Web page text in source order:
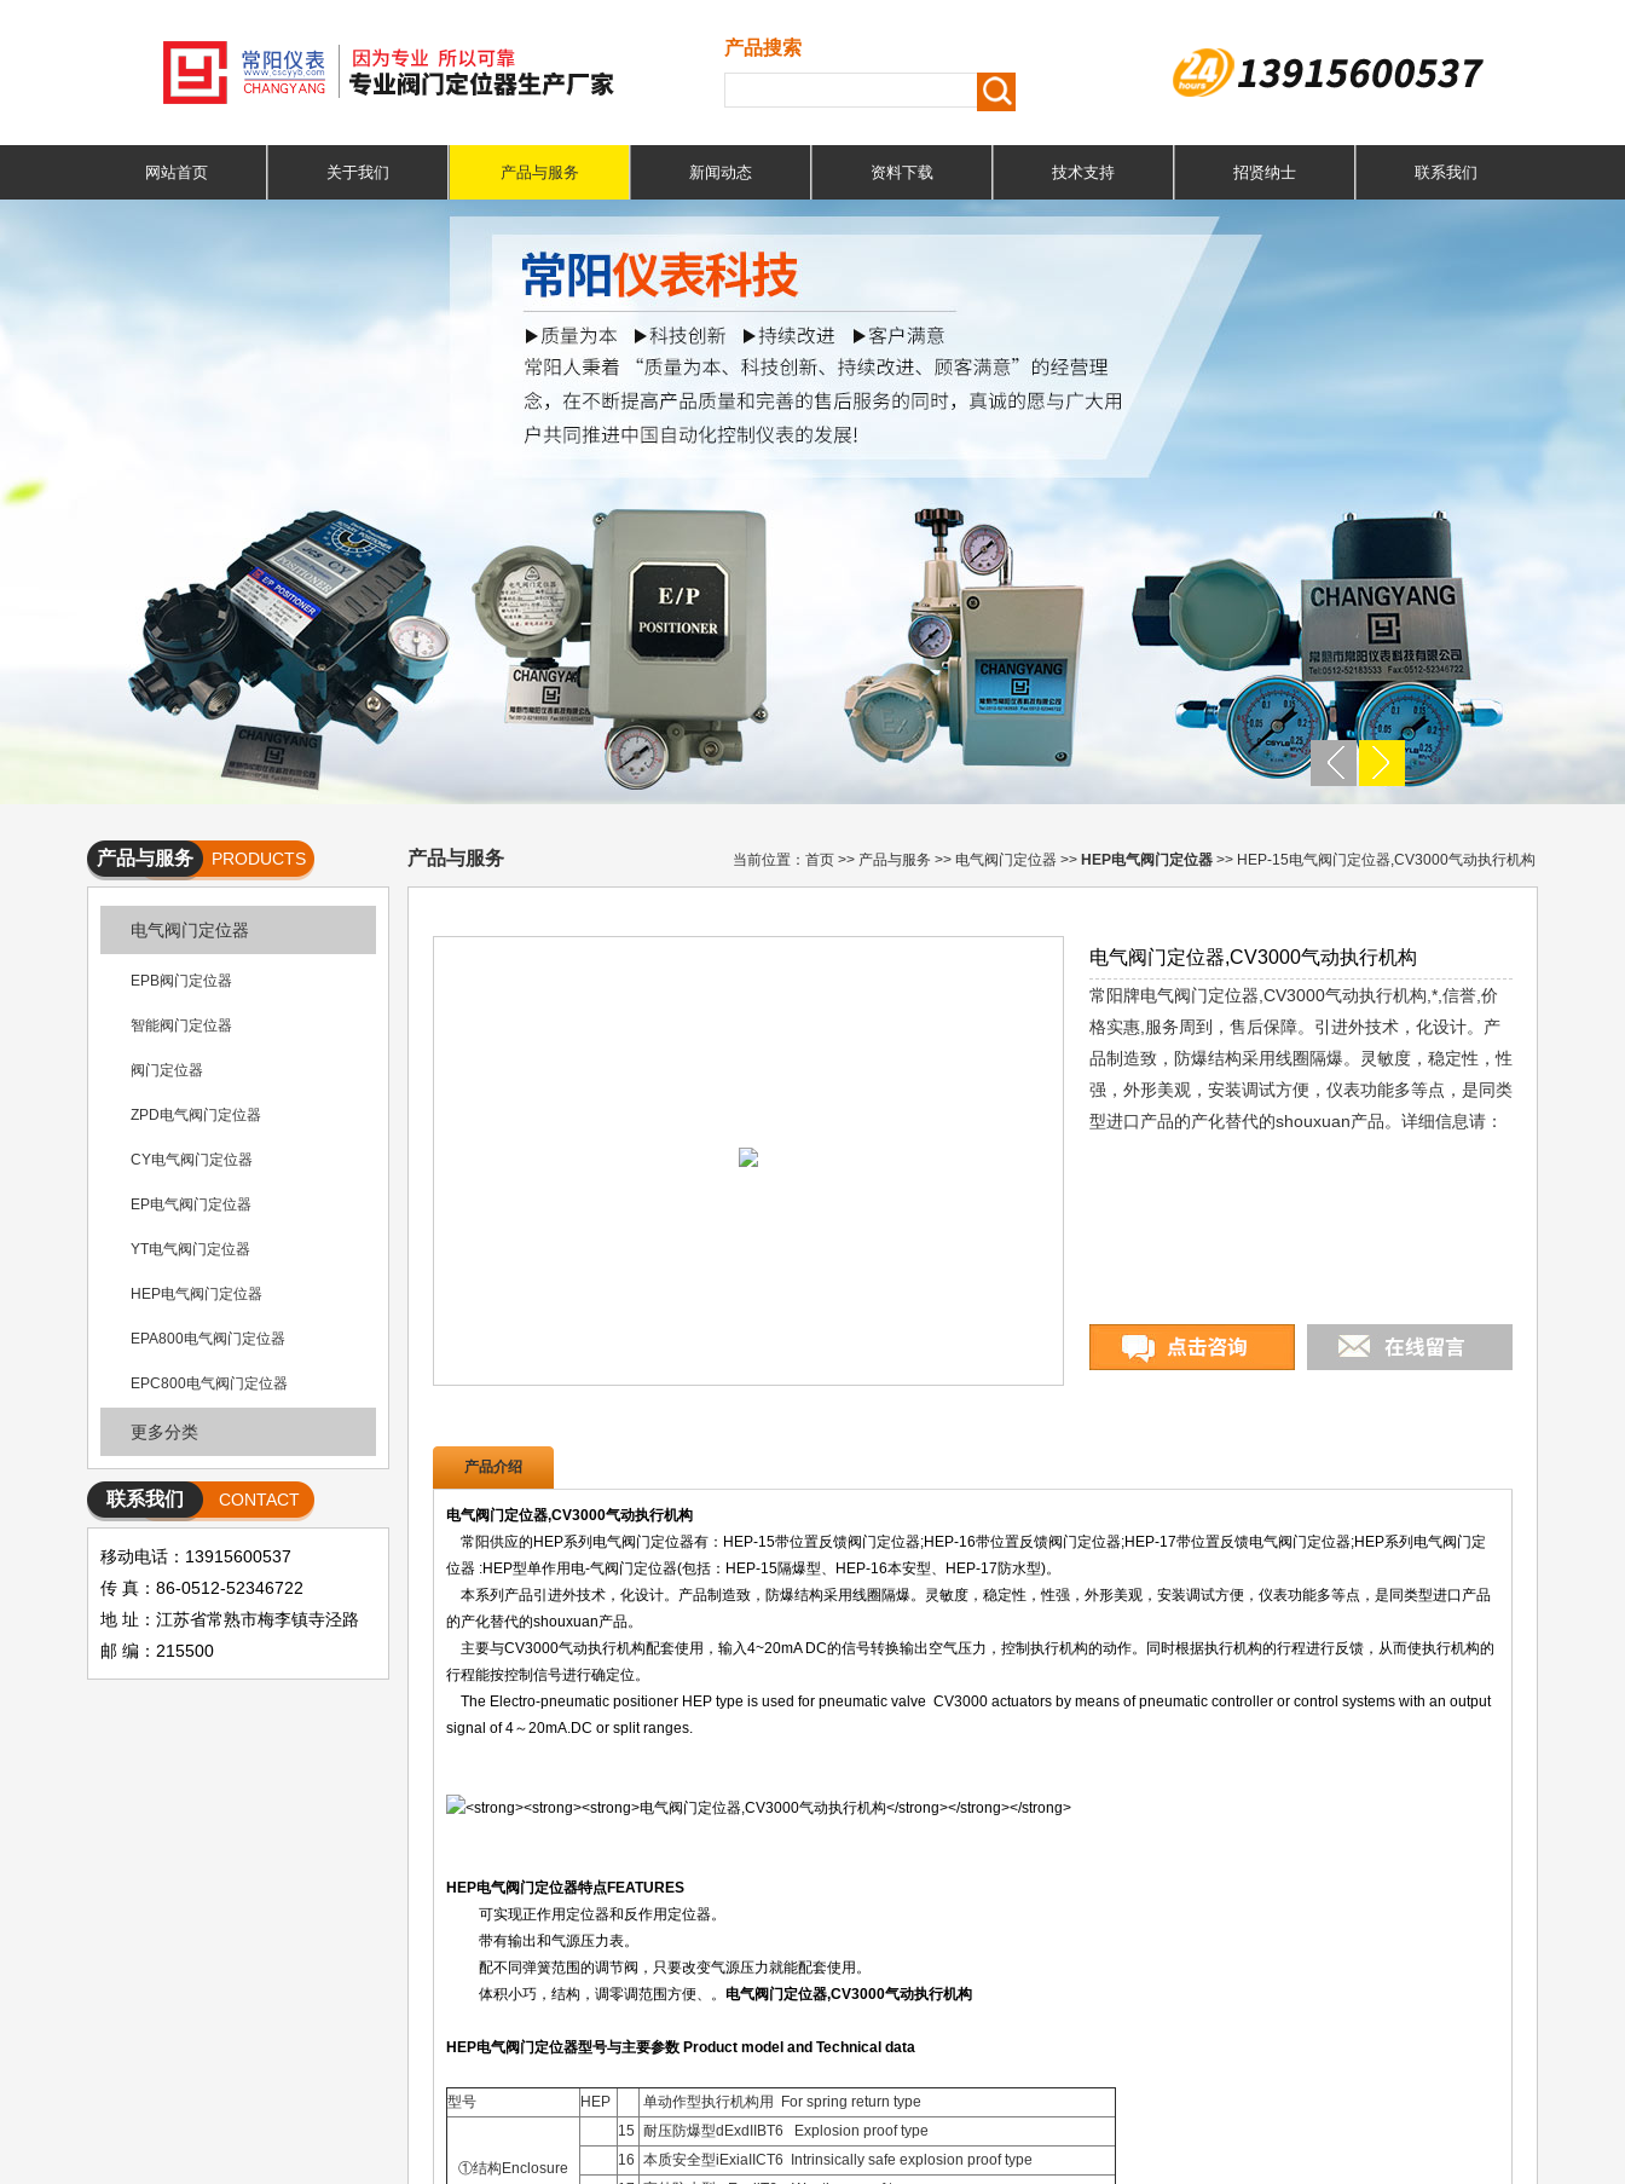
产品搜索
网站首页 关于我们 产品与服务 新闻动态 资料下载 技术支持 招贤纳士 联系我们
产品与服务
PRODUCTS
SERVICES
电气阀门定位器
EPB阀门定位器
智能阀门定位器
阀门定位器
ZPD电气阀门定位器
CY电气阀门定位器
EP电气阀门定位器
YT电气阀门定位器
HEP电气阀门定位器
EPA800电气阀门定位器
EPC800电气阀门定位器
更多分类
联系我们 CONTACT
移动电话：13915600537
传 真：86-0512-52346722
地 址：江苏省常熟市梅李镇寺泾路
邮 编：215500
产品与服务 当前位置： 首页 >> 产品与服务 >> 电气阀门定位器 >> HEP电气阀门定位器 >> HEP-15电气阀门定位器,CV3000气动执行机构
电气阀门定位器,CV3000气动执行机构
常阳牌电气阀门定位器,CV3000气动执行机构,*,信誉,价
格实惠,服务周到，售后保障。引进外技术，化设计。产
品制造致，防爆结构采用线圈隔爆。灵敏度，稳定性，性
强，外形美观，安装调试方便，仪表功能多等点，是同类
型进口产品的产化替代的shouxuan产品。详细信息请：
产品介绍
电气阀门定位器,CV3000气动执行机构
常阳供应的HEP系列电气阀门定位器有：HEP-15带位置反馈阀门定位器;HEP-16带位置反馈阀门定位器;HEP-17带位置反馈电气阀门定位器;HEP系列电气阀门定
位器 :HEP型单作用电-气阀门定位器(包括：HEP-15隔爆型、HEP-16本安型、HEP-17防水型)。
本系列产品引进外技术，化设计。产品制造致，防爆结构采用线圈隔爆。灵敏度，稳定性，性强，外形美观，安装调试方便，仪表功能多等点，是同类型进口产品
的产化替代的shouxuan产品。
主要与CV3000气动执行机构配套使用，输入4~20mA DC的信号转换输出空气压力，控制执行机构的动作。同时根据执行机构的行程进行反馈，从而使执行机构的
行程能按控制信号进行确定位。
The Electro-pneumatic positioner HEP type is used for pneumatic valve CV3000 actuators by means of pneumatic controller or control systems with an output
signal of 4～20mA.DC or split ranges.
HEP电气阀门定位器特点FEATURES
可实现正作用定位器和反作用定位器。
带有输出和气源压力表。
配不同弹簧范围的调节阀，只要改变气源压力就能配套使用。
体积小巧，结构，调零调范围方便、。 电气阀门定位器,CV3000气动执行机构
HEP电气阀门定位器型号与主要参数 Product model and Technical data
型号 HEP 单动作型执行机构用 For spring return type
①结构Enclosure
15 耐压防爆型dExdIIBT6 Explosion proof type
16 本质安全型iExiaIICT6 Intrinsically safe explosion proof type